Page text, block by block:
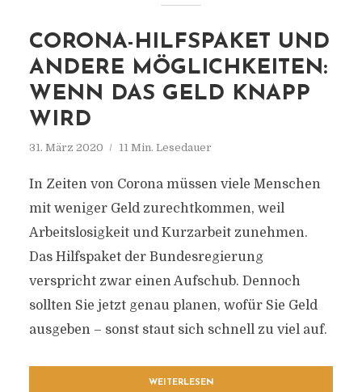
CORONA-HILFSPAKET UND
ANDERE MÖGLICHKEITEN:
WENN DAS GELD KNAPP
WIRD
31. März 2020 11 Min. Lesedauer
In Zeiten von Corona müssen viele Menschen
mit weniger Geld zurechtkommen, weil
Arbeitslosigkeit und Kurzarbeit zunehmen.
Das Hilfspaket der Bundesregierung
verspricht zwar einen Aufschub. Dennoch
sollten Sie jetzt genau planen, wofür Sie Geld
ausgeben – sonst staut sich schnell zu viel auf.
WEITERLESEN